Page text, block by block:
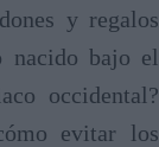
y regalos
nacido bajo el
occidental?
evitar los